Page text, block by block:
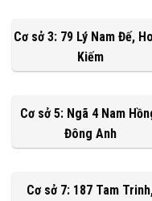
Cơ sở 3: 79 Lý Nam Đế,
Kiếm
Cơ sở 5: Ngã 4 Nam
Đông Anh
Cơ sở 7: 187 Tam